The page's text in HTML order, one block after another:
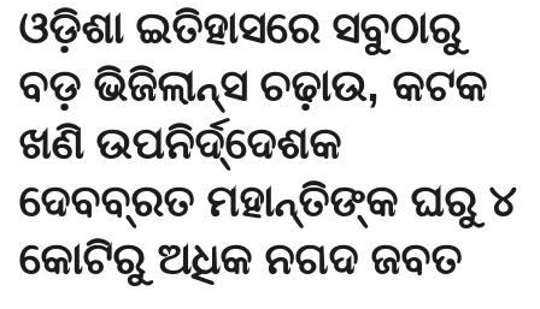
ଓଡ଼ିଶା ଇତିହାସରେ ସବୁଠାରୁ
ବଡ଼ ଭିଜିଲାନ୍ସ ଚଢ଼ାଉ, କଟକ
ଖଣି ଉପନିର୍ଦ୍ଦେଶକ
ଦେବବ୍ରତ ମହାନ୍ତିଙ୍କ ଘରୁ ୪
କୋଟିରୁ ଅଧିକ ନଗଦ ଜବତ